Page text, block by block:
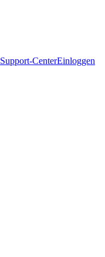
Support-CenterEinloggen